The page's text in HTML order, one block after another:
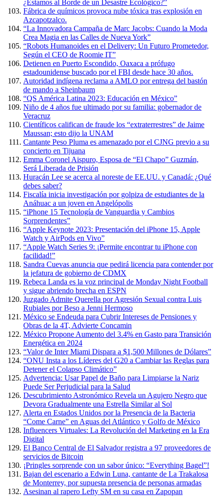
¿Estamos al Borde de un Desastre Ecológico?”
Fábrica de químicos provoca nube tóxica tras explosión en
Azcapotzalco.
“La Innovadora Campaña de Marc Jacobs: Cuando la Moda
Crea Magia en las Calles de Nueva York”
“Robots Humanoides en el Delivery: Un Futuro Prometedor,
Según el CEO de Roomie IT”
Detienen en Puerto Escondido, Oaxaca a prófugo
estadounidense buscado por el FBI desde hace 30 años.
Autoridad indígena reclama a AMLO por entrega del bastón
de mando a Sheinbaum
“QS América Latina 2023: Educación en México”
Niño de 4 años fue ultimado por su familia: gobernador de
Veracruz
Científicos califican de fraude los “extraterrestres” de Jaime
Maussan; esto dijo la UNAM
Cantante Peso Pluma es amenazado por el CJNG previo a su
concierto en Tijuana
Emma Coronel Aispuro, Esposa de “El Chapo” Guzmán,
Será Liberada de Prisión
Huracán Lee se acerca al noreste de EE.UU. y Canadá: ¿Qué
debes saber?
Fiscalía inicia investigación por golpiza de estudiantes de la
Anáhuac a un joven en Angelópolis
“iPhone 15 Tecnología de Vanguardia y Cambios
Sorprendentes”
“Apple Keynote 2023: Presentación del iPhone 15, Apple
Watch y AirPods en Vivo”
“Apple Watch Series 9: ¡Permite encontrar tu iPhone con
facilidad!”
Sandra Cuevas anuncia que pedirá licencia para contender por
la jefatura de gobierno de CDMX
Rebeca Landa es la voz principal de Monday Night Football
y sigue abriendo brecha en ESPN
Juzgado Admite Querella por Agresión Sexual contra Luis
Rubiales por Beso a Jenni Hermoso
México se Endeuda para Cubrir Intereses de Pensiones y
Obras de la 4T, Advierte Concamin
México Propone Aumento del 3.4% en Gasto para Transición
Energética en 2024
“Valor de Inter Miami Dispara a $1,500 Millones de Dólares”
“ONU Insta a los Líderes del G20 a Cambiar las Reglas para
Detener el Colapso Climático”
Advertencia: Usar Papel de Baño para Limpiarse la Nariz
Puede Ser Perjudicial para la Salud
Descubrimiento Astronómico Revela un Agujero Negro que
Devora Gradualmente una Estrella Similar al Sol
Alerta en Estados Unidos por la Presencia de la Bacteria
“Come Carne” en Aguas del Atlántico y Golfo de México
Influencers Virtuales: La Revolución del Marketing en la Era
Digital
El Banco Central de El Salvador registra a 97 proveedores de
servicios de Bitcoin
¡Pringles sorprende con un sabor único: “Everything Bagel”!
Bajan del escenario a Edwin Luna, cantante de La Trakalosa
de Monterrey, por supuesta presencia de personas armadas
Asesinan al rapero Lefty SM en su casa en Zapopan